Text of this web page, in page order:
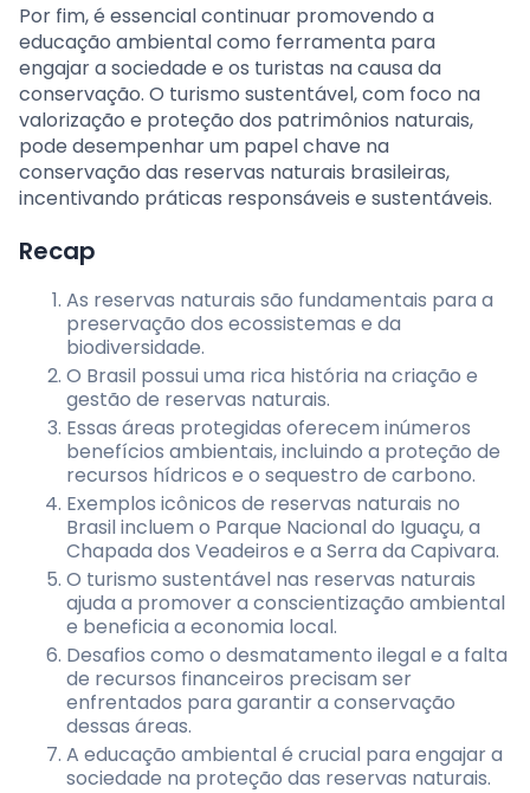
Por fim, é essencial continuar promovendo a
educação ambiental como ferramenta para
engajar a sociedade e os turistas na causa da
conservação. O turismo sustentável, com foco na
valorização e proteção dos patrimônios naturais,
pode desempenhar um papel chave na
conservação das reservas naturais brasileiras,
incentivando práticas responsáveis e sustentáveis.
Recap
As reservas naturais são fundamentais para a
preservação dos ecossistemas e da
biodiversidade.
O Brasil possui uma rica história na criação e
gestão de reservas naturais.
Essas áreas protegidas oferecem inúmeros
benefícios ambientais, incluindo a proteção de
recursos hídricos e o sequestro de carbono.
Exemplos icônicos de reservas naturais no
Brasil incluem o Parque Nacional do Iguaçu, a
Chapada dos Veadeiros e a Serra da Capivara.
O turismo sustentável nas reservas naturais
ajuda a promover a conscientização ambiental
e beneficia a economia local.
Desafios como o desmatamento ilegal e a falta
de recursos financeiros precisam ser
enfrentados para garantir a conservação
dessas áreas.
A educação ambiental é crucial para engajar a
sociedade na proteção das reservas naturais.